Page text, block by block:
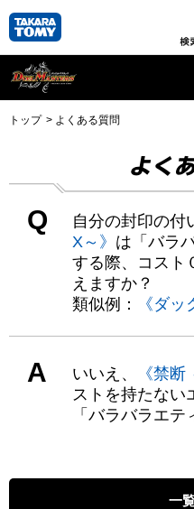
検
トップ よくある質問
よく
Q 自分の封印の付
X～》 は「バラ
する際、コスト
えますか？
類似例：
《ダッ
A いいえ、 《禁
ストを持たない
「バラバラエテ
一